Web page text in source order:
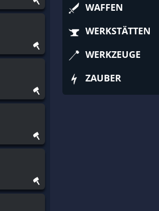
WAFFEN
WERKSTÄTTEN
WERKZEUGE
ZAUBER